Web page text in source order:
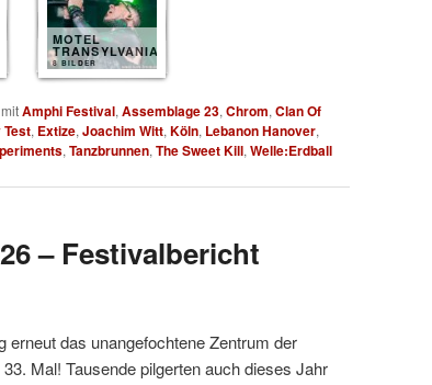
MOTEL
TRANSYLVANIA
8 BILDER
Amphi Festival, Assemblage 23, Chrom, Clan Of
Test, Extize, Joachim Witt, Köln, Lebanon Hanover,
, Tanzbrunnen, The Sweet Kill, Welle:Erdball
– Festivalbericht
das unangefochtene Zentrum der
Mal! Tausende pilgerten auch dieses Jahr